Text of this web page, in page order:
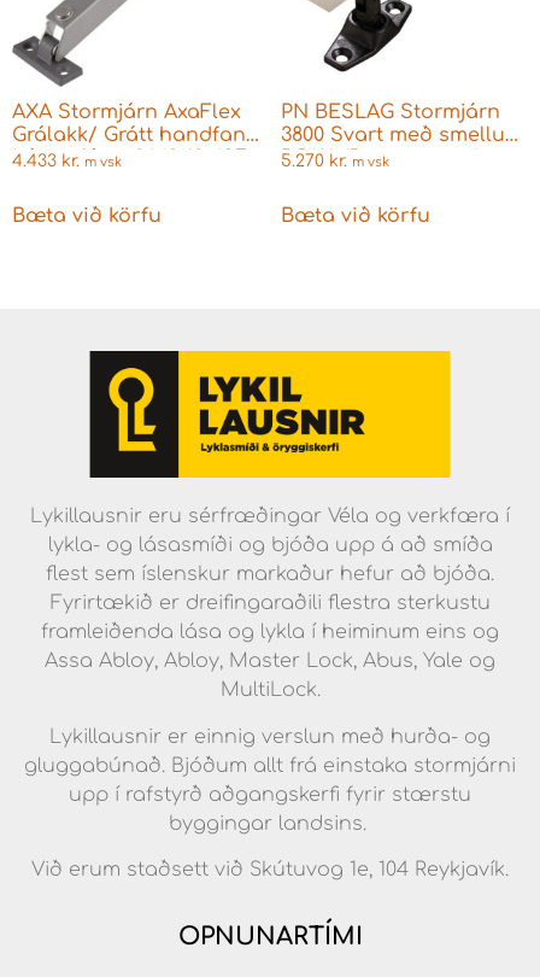
AXA Stormjárn AxaFlex
Grálakk/ Grátt handfang
Lágur fótur 2640-10-49E
4.433 kr. m vsk
Bæta við körfu
PN BESLAG Stormjárn
3800 Svart með smellu
POKA (Barnaöryggi)
5.270 kr. m vsk
Bæta við körfu
Lykillausnir eru sérfræðingar Véla og verkfæra í
lykla- og lásasmíði og bjóða upp á að smíða
flest sem íslenskur markaður hefur að bjóða.
Fyrirtækið er dreifingaraðili flestra sterkustu
framleiðenda lása og lykla í heiminum eins og
Assa Abloy, Abloy, Master Lock, Abus, Yale og
MultiLock.
Lykillausnir er einnig verslun með hurða- og
gluggabúnað. Bjóðum allt frá einstaka stormjárni
upp í rafstyrð aðgangskerfi fyrir stærstu
byggingar landsins.
Við erum staðsett við Skútuvog 1e, 104 Reykjavík.
OPNUNARTÍMI